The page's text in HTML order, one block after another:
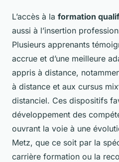
L’accès à la formation
aussi à l’insertion
Plusieurs apprenants
accrue et d’une meilleure
appris à distance,
à distance et aux cursus
distanciel. Ces dispositifs
développement des
ouvrant la voie à une
Metz, que ce soit par la
carrière formation ou la